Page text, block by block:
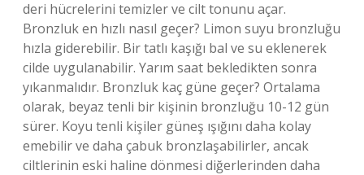
deri hücrelerini temizler ve cilt tonunu açar.
Bronzluk en hızlı nasıl geçer? Limon suyu bronzluğu
hızla giderebilir. Bir tatlı kaşığı bal ve su eklenerek
cilde uygulanabilir. Yarım saat bekledikten sonra
yıkanmalıdır. Bronzluk kaç güne geçer? Ortalama
olarak, beyaz tenli bir kişinin bronzluğu 10-12 gün
sürer. Koyu tenli kişiler güneş ışığını daha kolay
emebilir ve daha çabuk bronzlaşabilirler, ancak
ciltlerinin eski haline dönmesi diğerlerinden daha